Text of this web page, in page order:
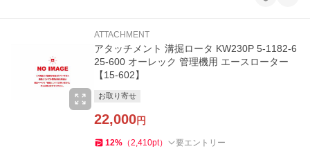
ATTACHMENT
アタッチメント 溝掘ロータ KW230P 5-1182-6
25-600 オーレック 管理機用 エースローター
【15-602】
お取り寄せ
22,000円
12% （2,410pt） 要エントリー